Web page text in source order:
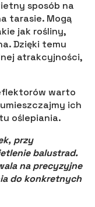
sposób na
tarasie. Mogą
jak rośliny,
Dzięki temu
atrakcyjności,
warto
ich
oślepiania.
przy
balustrad.
na precyzyjne
do konkretnych